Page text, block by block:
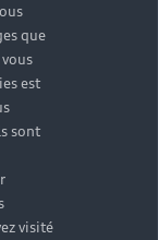
que
est
sont
visité